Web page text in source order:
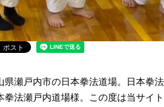
県瀬戸内市の日本拳法道場。日本拳
拳法瀬戸内道場様。この度は当サイ